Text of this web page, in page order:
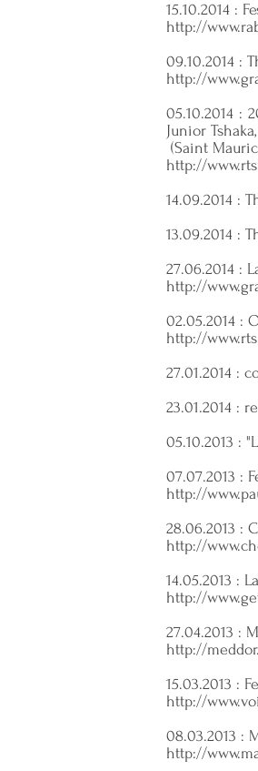
15.10.2014 :
http://
09.10.2014 :
http://
05.10.2014 :
Junior
(Saint
http://
14.09.2014 :
13.09.2014 :
27.06.2014 :
http://
02.05.2014 :
http://
27.01.2014 :
23.01.2014 :
05.10.2013 :
07.07.2013 :
http://
28.06.2013 :
http://
14.05.2013 :
http://
27.04.2013 :
http://
15.03.2013 :
http://
08.03.2013 :
http://